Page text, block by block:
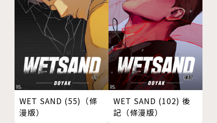
WET SAND (55)（條
漫版）
WET SAND (102) 後
記（條漫版）